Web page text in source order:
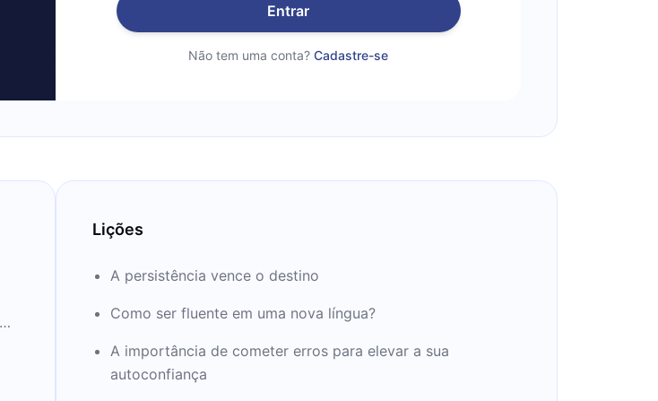
Entrar
Não tem uma conta? Cadastre-se
Lições
A persistência vence o destino
Como ser fluente em uma nova língua?
A importância de cometer erros para elevar a sua
autoconfiança